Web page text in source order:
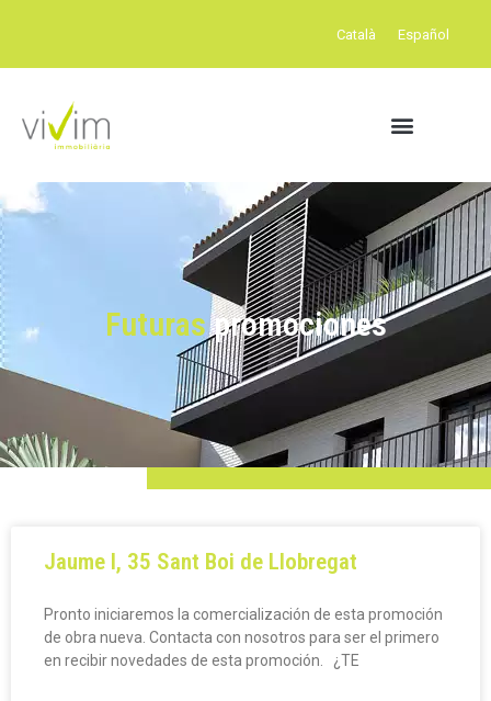
Català Español
Futuraspromociones
Jaume I, 35 Sant Boi de Llobregat
Pronto iniciaremos la comercialización de esta promoción
de obra nueva. Contacta con nosotros para ser el primero
en recibir novedades de esta promoción. ¿TE